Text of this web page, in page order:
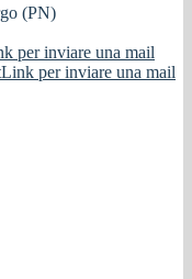
(PN)
per inviare una mail
Link per inviare una mail